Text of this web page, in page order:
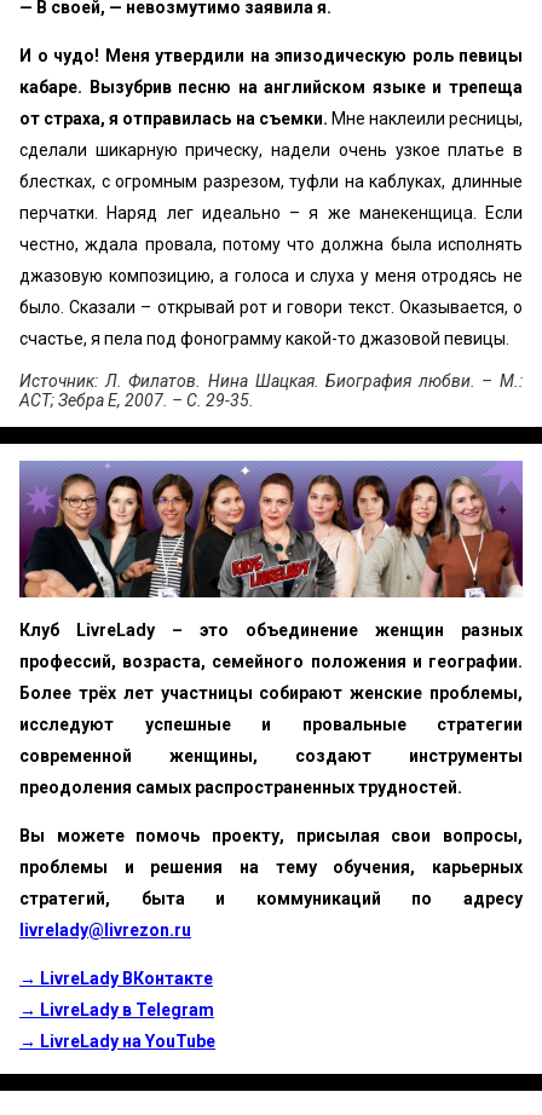
— В своей, — невозмутимо заявила я.
И о чудо! Меня утвердили на эпизодическую роль певицы
кабаре. Вызубрив песню на английском языке и трепеща
от страха, я отправилась на съемки. Мне наклеили ресницы,
сделали шикарную прическу, надели очень узкое платье в
блестках, с огромным разрезом, туфли на каблуках, длинные
перчатки. Наряд лег идеально – я же манекенщица. Если
честно, ждала провала, потому что должна была исполнять
джазовую композицию, а голоса и слуха у меня отродясь не
было. Сказали – открывай рот и говори текст. Оказывается, о
счастье, я пела под фонограмму какой-то джазовой певицы.
Источник: Л. Филатов. Нина Шацкая. Биография любви. – М.:
АСТ; Зебра Е, 2007. – С. 29-35.
Клуб LivreLady – это объединение женщин разных
профессий, возраста, семейного положения и географии.
Более трёх лет участницы собирают женские проблемы,
исследуют успешные и провальные стратегии
современной женщины, создают инструменты
преодоления самых распространенных трудностей.
Вы можете помочь проекту, присылая свои вопросы,
проблемы и решения на тему обучения, карьерных
стратегий, быта и коммуникаций по адресу
livrelady@livrezon.ru
→ LivreLady ВКонтакте
→ LivreLady в Telegram
→ LivreLady на YouTube